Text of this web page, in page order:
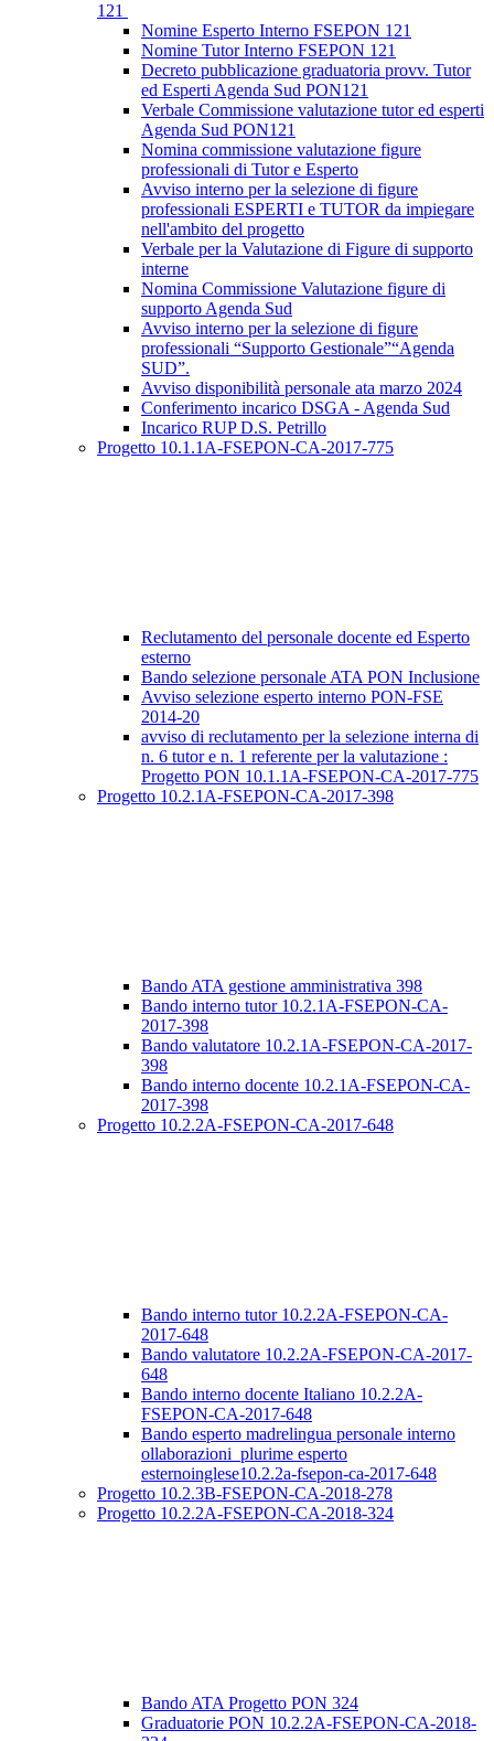
121
Nomine Esperto Interno FSEPON 121
Nomine Tutor Interno FSEPON 121
Decreto pubblicazione graduatoria provv. Tutor
ed Esperti Agenda Sud PON121
Verbale Commissione valutazione tutor ed esperti
Agenda Sud PON121
Nomina commissione valutazione figure
professionali di Tutor e Esperto
Avviso interno per la selezione di figure
professionali ESPERTI e TUTOR da impiegare
nell'ambito del progetto
Verbale per la Valutazione di Figure di supporto
interne
Nomina Commissione Valutazione figure di
supporto Agenda Sud
Avviso interno per la selezione di figure
professionali “Supporto Gestionale”“Agenda
SUD”.
Avviso disponibilità personale ata marzo 2024
Conferimento incarico DSGA - Agenda Sud
Incarico RUP D.S. Petrillo
Progetto 10.1.1A-FSEPON-CA-2017-775
Reclutamento del personale docente ed Esperto
esterno
Bando selezione personale ATA PON Inclusione
Avviso selezione esperto interno PON-FSE
2014-20
avviso di reclutamento per la selezione interna di
n. 6 tutor e n. 1 referente per la valutazione :
Progetto PON 10.1.1A-FSEPON-CA-2017-775
Progetto 10.2.1A-FSEPON-CA-2017-398
Bando ATA gestione amministrativa 398
Bando interno tutor 10.2.1A-FSEPON-CA-
2017-398
Bando valutatore 10.2.1A-FSEPON-CA-2017-
398
Bando interno docente 10.2.1A-FSEPON-CA-
2017-398
Progetto 10.2.2A-FSEPON-CA-2017-648
Bando interno tutor 10.2.2A-FSEPON-CA-
2017-648
Bando valutatore 10.2.2A-FSEPON-CA-2017-
648
Bando interno docente Italiano 10.2.2A-
FSEPON-CA-2017-648
Bando esperto madrelingua personale interno
ollaborazioni_plurime esperto
esternoinglese10.2.2a-fsepon-ca-2017-648
Progetto 10.2.3B-FSEPON-CA-2018-278
Progetto 10.2.2A-FSEPON-CA-2018-324
Bando ATA Progetto PON 324
Graduatorie PON 10.2.2A-FSEPON-CA-2018-